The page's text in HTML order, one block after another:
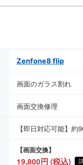
Zenfone8 flip
画面のガラス割れ
画面交換修理
【即日対応可能】約
【画面交換】
19,800円 (税込)